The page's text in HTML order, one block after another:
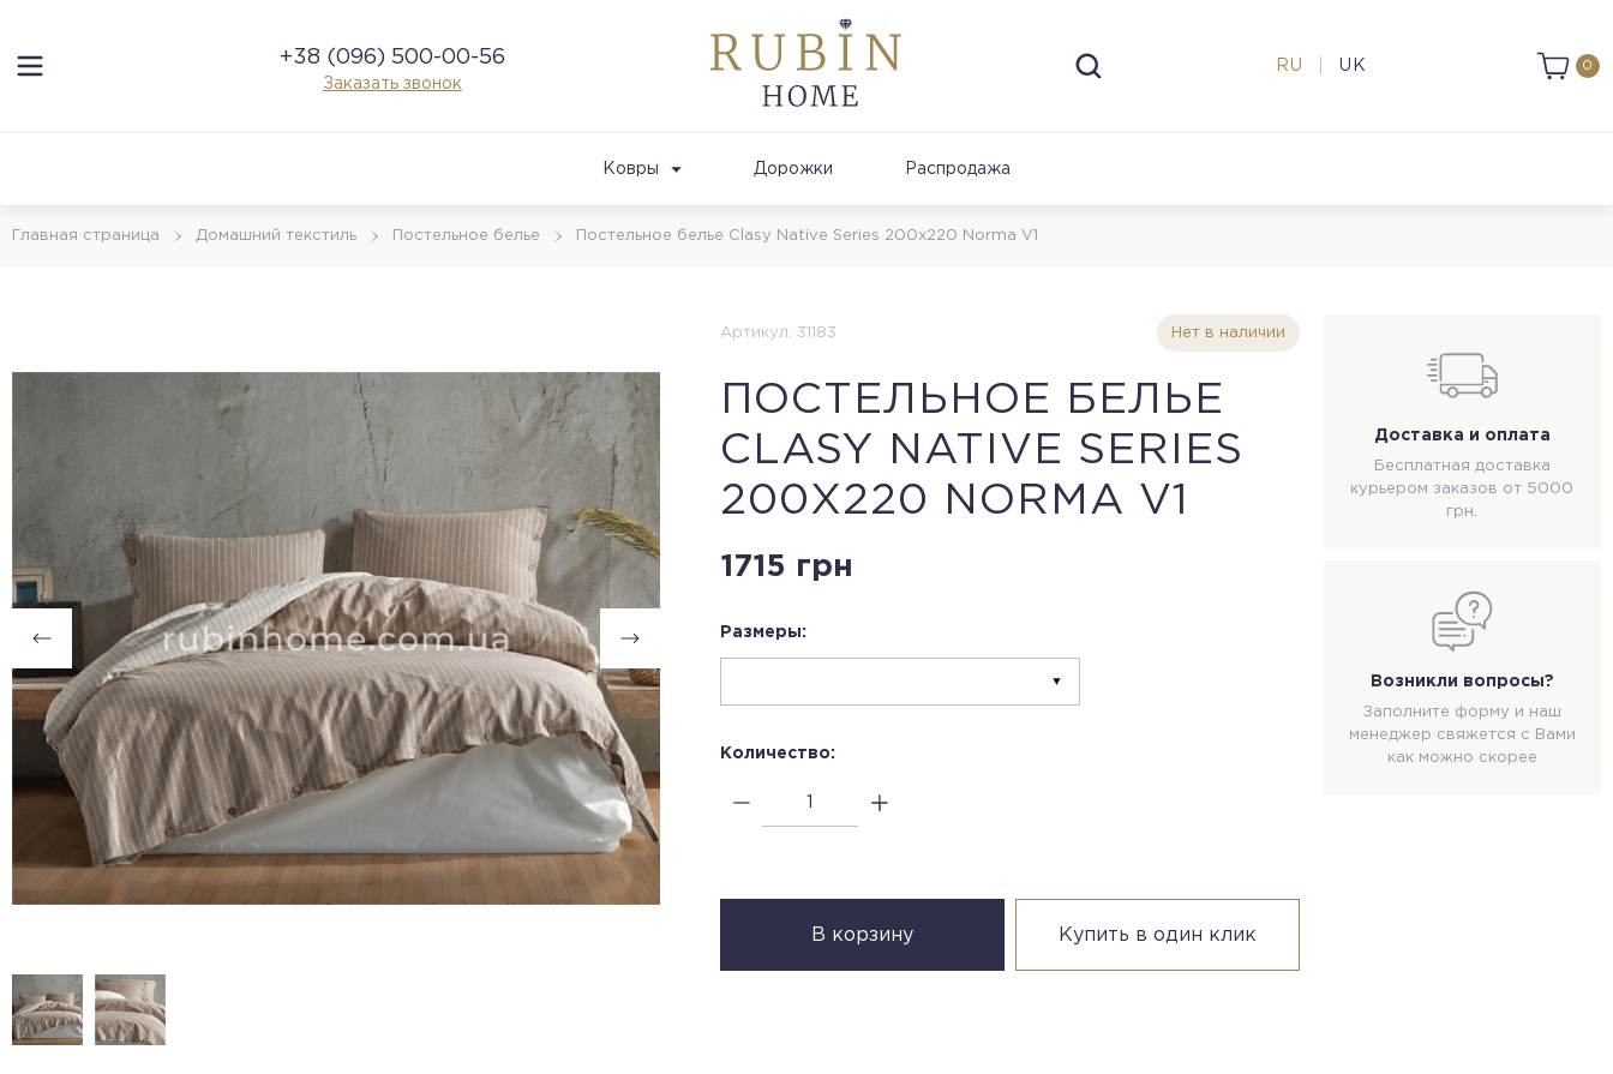
+38 (096) 500-00-56
Заказать звонок
RU UK 0
Ковры Дорожки Распродажа
Главная страница Домашний текстиль Постельное белье Постельное белье Clasy Native Series 200х220 Norma V1
Артикул: 31183 Нет в наличии
ПОСТЕЛЬНОЕ БЕЛЬЕ
CLASY NATIVE SERIES
200Х220 NORMA V1
1715 грн
Размеры:
Количество:
В корзину Купить в один клик
Доставка и оплата
Бесплатная доставка
курьером заказов от 5000
грн.
Возникли вопросы?
Заполните форму и наш
менеджер свяжется с Вами
как можно скорее